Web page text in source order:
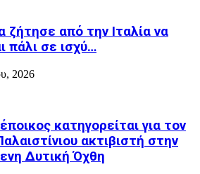
ζήτησε από την Ιταλία να
πάλι σε ισχύ…
2026
κατηγορείται για τον
ακτιβιστή στην
Δυτική Όχθη